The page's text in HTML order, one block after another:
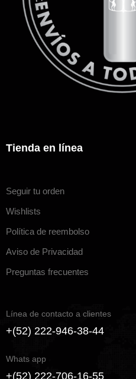
Tienda en línea
Seguir tu orden
Wishlists
Política de reembolso
Aviso de Privacidad
Preguntas frecuentes
Línea de contacto a clientes
+(52) 222-946-38-44
Whats app
+(52) 222-706-16-55